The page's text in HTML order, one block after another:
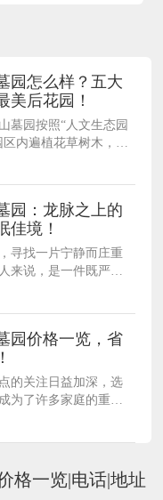
园怎么样？五大
美后花园！
墓园按照“人文生态园
内遍植花草树木，形
花香的美丽景观，四
园：龙脉之上的
佳境！
寻找一片宁静而庄重
来说，是一件既严肃
青山墓园，作为沈阳
园价格一览，省
的关注日益加深，选
为了许多家庭的重要
墓园以其合理的价
格一览|电话|地址